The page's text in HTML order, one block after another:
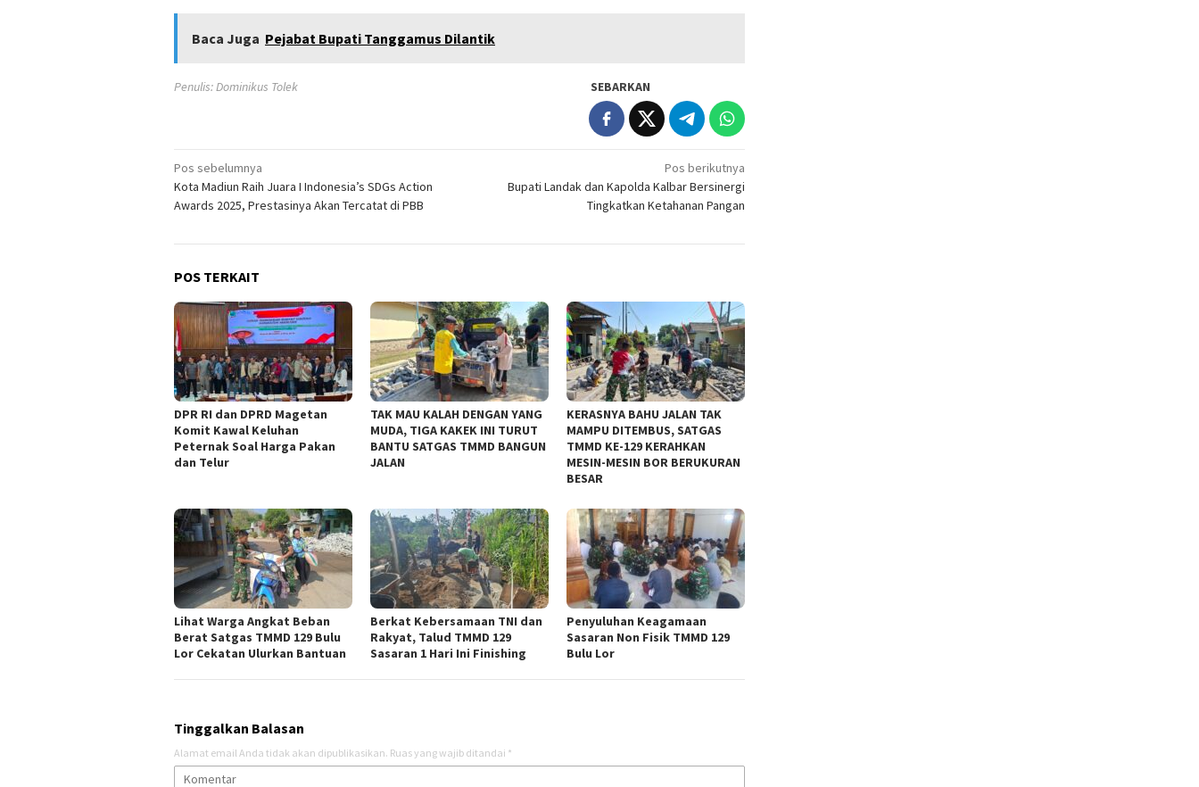
Baca Juga Pejabat Bupati Tanggamus Dilantik
Penulis: Dominikus Tolek SEBARKAN
Navigasi
pos
Pos sebelumnya
Kota Madiun Raih Juara I Indonesia’s SDGs Action
Awards 2025, Prestasinya Akan Tercatat di PBB
Pos berikutnya
Bupati Landak dan Kapolda Kalbar Bersinergi
Tingkatkan Ketahanan Pangan
POS TERKAIT
DPR RI dan DPRD Magetan
Komit Kawal Keluhan
Peternak Soal Harga Pakan
dan Telur
TAK MAU KALAH DENGAN YANG
MUDA, TIGA KAKEK INI TURUT
BANTU SATGAS TMMD BANGUN
JALAN
KERASNYA BAHU JALAN TAK
MAMPU DITEMBUS, SATGAS
TMMD KE-129 KERAHKAN
MESIN-MESIN BOR BERUKURAN
BESAR
Lihat Warga Angkat Beban
Berat Satgas TMMD 129 Bulu
Lor Cekatan Ulurkan Bantuan
Berkat Kebersamaan TNI dan
Rakyat, Talud TMMD 129
Sasaran 1 Hari Ini Finishing
Penyuluhan Keagamaan
Sasaran Non Fisik TMMD 129
Bulu Lor
Tinggalkan Balasan
Alamat email Anda tidak akan dipublikasikan. Ruas yang wajib ditandai *